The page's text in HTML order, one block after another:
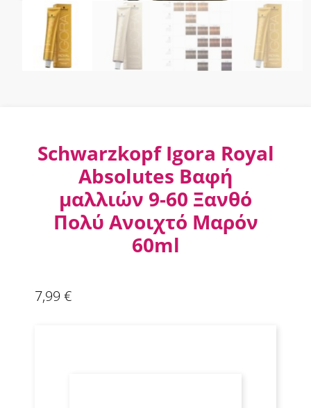
Schwarzkopf Igora Royal
Absolutes Βαφή
μαλλιών 9-60 Ξανθό
Πολύ Ανοιχτό Μαρόν
60ml
7,99 €